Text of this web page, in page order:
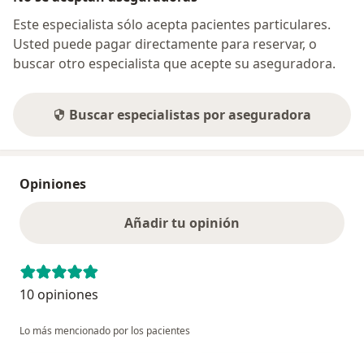
Este especialista sólo acepta pacientes particulares.
Usted puede pagar directamente para reservar, o
buscar otro especialista que acepte su aseguradora.
Buscar especialistas por aseguradora
Opiniones
Añadir tu opinión
10 opiniones
Lo más mencionado por los pacientes